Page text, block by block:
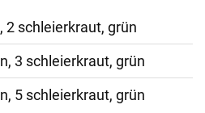
2 schleierkraut, grün
3 schleierkraut, grün
5 schleierkraut, grün